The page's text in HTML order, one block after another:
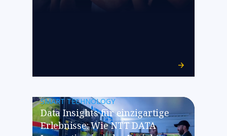
SMART TECHNOLOGY
Data Insights für einzigartige
Erlebnisse: Wie NTT DATA